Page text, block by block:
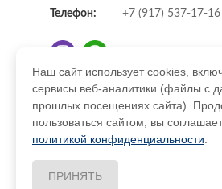
Телефон: +7 (917) 537-17-16
E-mail: info@DrozdPcp.ru
Наш сайт использует cookies,
сервисы веб-аналитики (файлы с
прошлых посещениях сайта).
пользоваться сайтом, вы
политикой конфиденциальности
ПРИНЯТЬ